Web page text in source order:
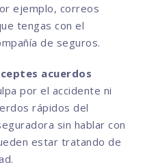
ejemplo, correos
tengas con el
de seguros.
acuerdos
por el accidente ni
rápidos del
sin hablar con
estar tratando de